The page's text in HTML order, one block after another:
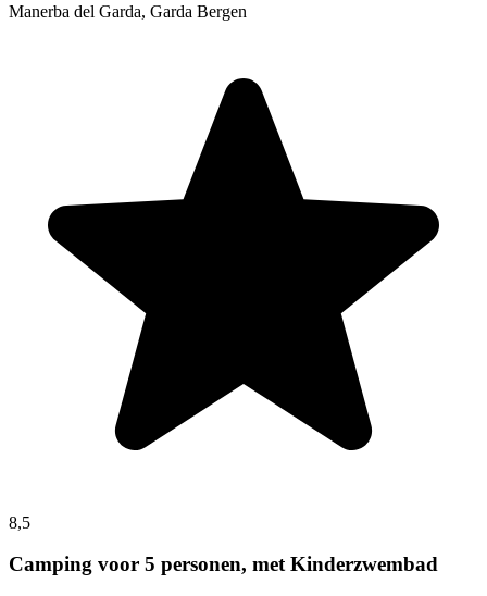
Manerba del Garda, Garda Bergen
8,5
Camping voor 5 personen, met Kinderzwembad